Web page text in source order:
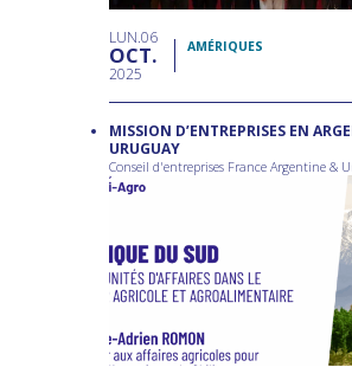
LUN 06
OCT
2025
AMÉRIQUES
MISSION D’ENTREPRISES EN
URUGUAY
Conseil d'entreprises France Argentine &